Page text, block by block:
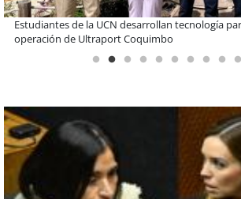
Educación y colaboración público-privada se
encuentro reunió a líderes para abordar las